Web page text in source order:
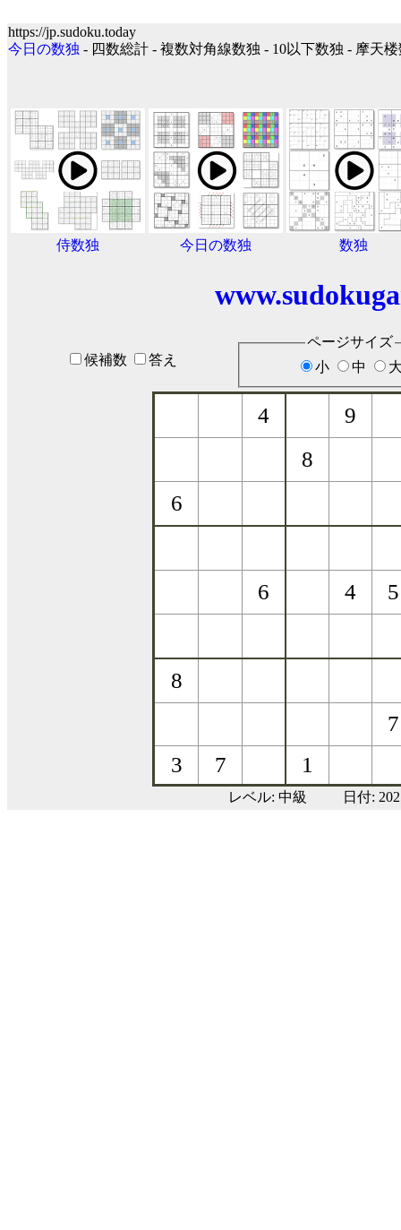
https://jp.sudoku.today
今日の数独 - 四数総計 - 複数対角線数独 - 10以下数独 - 摩天
侍数独 今日の数独 数独
候補数 答え
ページサイズ
小
中
レベル: 中級 日付: